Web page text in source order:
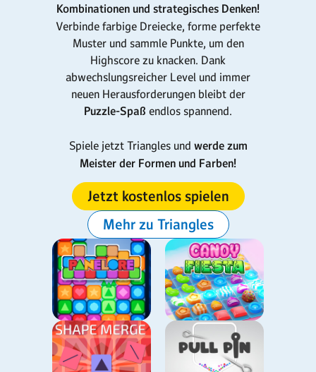
Kombinationen und strategisches Denken!
Verbinde farbige Dreiecke, forme perfekte
Muster und sammle Punkte, um den
Highscore zu knacken. Dank
abwechslungsreicher Level und immer
neuen Herausforderungen bleibt der
Puzzle-Spaß endlos spannend.
Spiele jetzt Triangles und werde zum
Meister der Formen und Farben!
Jetzt kostenlos spielen
Mehr zu Triangles